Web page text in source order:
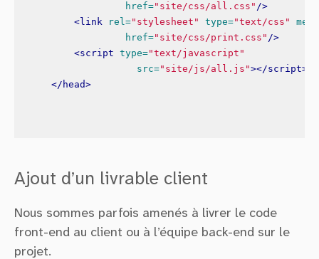
href="site/css/all.css" />
<link
rel="stylesheet" type="text/css"
href="site/css/print.css" />
<script type="text/javascript"
src="site/js/all.js"></script>
</head>
Ajout d’un livrable client
Nous sommes parfois amenés à livrer le code
front-end au client ou à l’équipe back-end sur le
projet.